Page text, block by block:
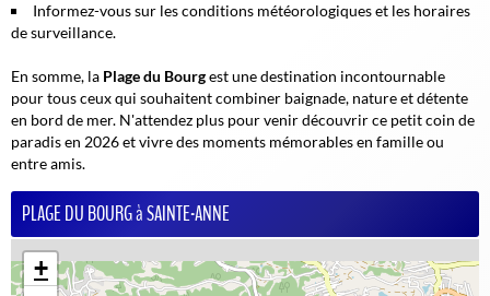
Informez-vous sur les conditions météorologiques et les horaires
de surveillance.
En somme, la Plage du Bourgest une destination incontournable
pour tous ceux qui souhaitent combiner baignade, nature et détente
en bord de mer. N'attendez plus pour venir découvrir ce petit coin de
paradis en 2026 et vivre des moments mémorables en famille ou
entre amis.
PLAGE DU BOURG à SAINTE-ANNE
+